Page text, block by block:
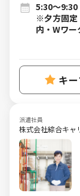
5:30～9:30
※夕方固定
内・Wワー
キ
派遣社員
株式会社綜合キャ